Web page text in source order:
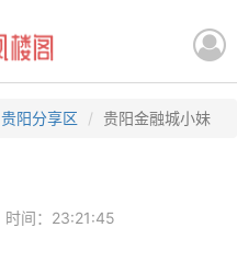
贵阳分享区 贵阳金融城小妹
时间：23:21:45